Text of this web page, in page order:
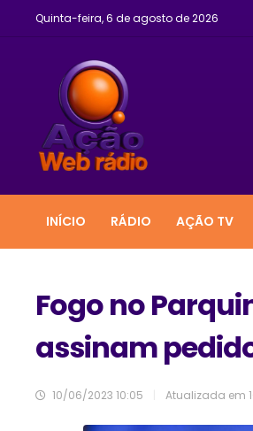
Quinta-feira, 6 de agosto de 2026
INÍCIO RÁDIO AÇÃO TV
Fogo no
assinam
10/06/2023 10:05 Atualizada em